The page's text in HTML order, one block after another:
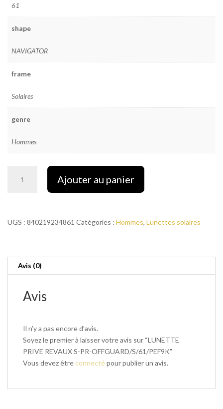
61
shape
NAVIGATOR
frame
Solaires
genre
Hommes
Ajouter au panier
UGS : 840219234861 Catégories : Hommes, Lunettes solaires
Avis (0)
Avis
Il n’y a pas encore d’avis.
Soyez le premier à laisser votre avis sur “LUNETTE
PRIVE REVAUX S-PR-OFFGUARD/S/61/PEF9K”
Vous devez être connecté pour publier un avis.